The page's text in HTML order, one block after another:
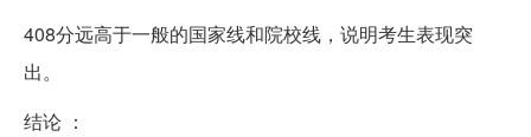
408分远高于一般的国家线和院校线，说明考生表现突
出。
结论 ：